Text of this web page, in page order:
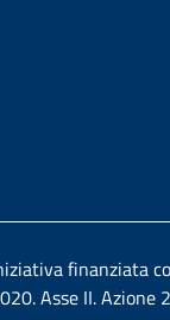
finanziata
Asse II. Azione